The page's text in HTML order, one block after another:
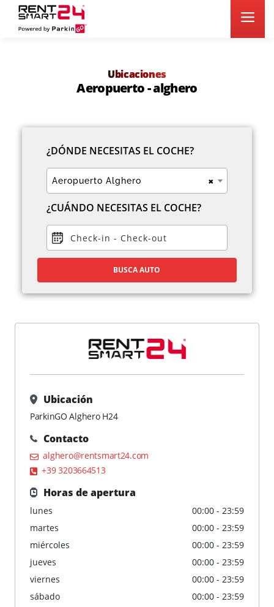
Ubicaciones
Aeropuerto - alghero
¿DÓNDE NECESITAS EL COCHE?
×
Aeropuerto Alghero
¿CUÁNDO NECESITAS EL COCHE?
Check-in - Check-out
BUSCA AUTO
Ubicación
ParkinGO Alghero H24
Contacto
alghero@rentsmart24.com
+39 3203664513
Horas de apertura
lunes
00:00 - 23:59
martes
00:00 - 23:59
miércoles
00:00 - 23:59
jueves
00:00 - 23:59
viernes
00:00 - 23:59
sábado
00:00 - 23:59